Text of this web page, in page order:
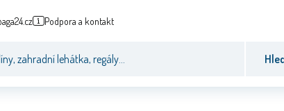
Podpora a kontakt